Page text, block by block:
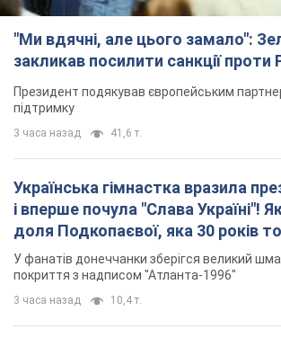
"Ми вдячні, але цього замало":
закликав посилити санкції проти
Президент подякував європейським
підтримку
3 часа назад 41,6 т.
Українська гімнастка вразила
і вперше почула "Слава Україні"!
доля Подкопаєвої, яка 30 років
"золото" Олімпіади
У фанатів донеччанки зберігся великий
покриття з надписом "Атланта-1996"
3 часа назад 10,4 т.